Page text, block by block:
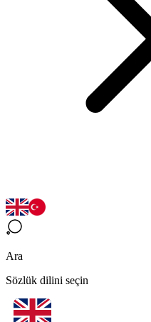
Ara
Sözlük dilini seçin